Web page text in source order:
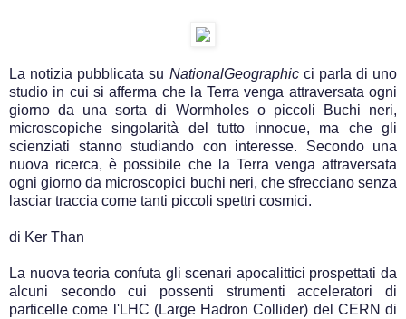
La notizia pubblicata su NationalGeographicci parla di uno
studio in cui si afferma che la Terra venga attraversata ogni
giorno da una sorta di Wormholes o piccoli Buchi neri,
microscopiche singolarità del tutto innocue, ma che gli
scienziati stanno studiando con interesse. Secondo una
nuova ricerca, è possibile che la Terra venga attraversata
ogni giorno da microscopici buchi neri, che sfrecciano senza
lasciar traccia come tanti piccoli spettri cosmici.
di Ker Than
La nuova teoria confuta gli scenari apocalittici prospettati da
alcuni secondo cui possenti strumenti acceleratori di
particelle come l'LHC (Large Hadron Collider) del CERN di